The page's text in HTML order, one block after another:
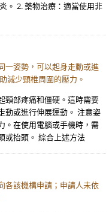
。 2. 藥物治療：適當使用非
一姿勢，可以起身走動或進
減少頸椎周圍的壓力。
頸部疼痛和僵硬。這時需要
動或進行伸展運動。 注意姿
。在使用電腦或手機時，需
或抬頭。 綜合上述方法
各該機構申請；申請人未依